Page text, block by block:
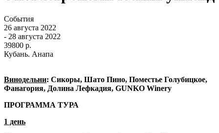
События
26 августа 2022
- 28 августа 2022
39800 р.
Кубань. Анапа
Винодельни: Сикоры, Шато Пино, Поместье Голубицкое,
Фанагория, Долина Лефкадия, GUNKO Winery
ПРОГРАММА ТУРА
1 день